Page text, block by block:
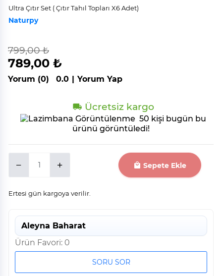
Ultra Çıtır Set ( Çıtır Tahıl Topları X6 Adet)
Naturpy
%1
indirim
799,00 ₺
789,00 ₺
Yorum (0) 0.0 | Yorum Yap
Ücretsiz kargo
50 kişi bugün bu
ürünü görüntüledi!
Sepete Ekle
Ertesi gün kargoya verilir.
Aleyna Baharat
Ürün Favori: 0
SORU SOR